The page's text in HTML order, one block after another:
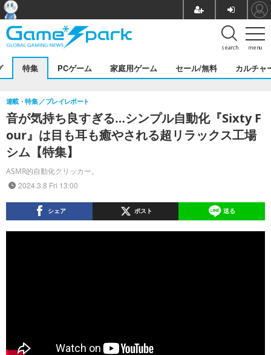
menu
search
特集 PCゲーム 家庭用ゲーム セール/無料 カルチャ
音が気持ち良すぎる…シンプル自動化『Sixty F
our』は目も耳も癒やされる超リラックス工場
シム【特集】
ASMR的自動化クリッカー。
連載・特集 プレイレポート
2024.3.8 Fri 13:00
シェア ポスト 送る